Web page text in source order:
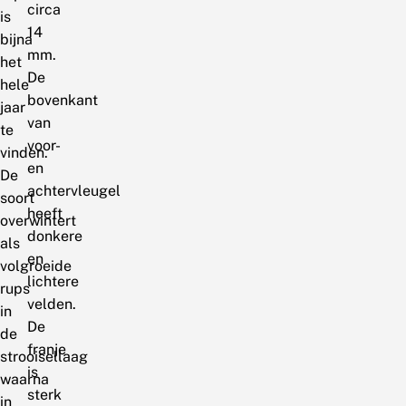
is
bijna
het
hele
jaar
te
vinden.
De
soort
overwintert
als
volgroeide
rups
in
de
strooisellaag
waarna
in
circa
14
mm.
De
bovenkant
van
voor-
en
achtervleugel
heeft
donkere
en
lichtere
velden.
De
franje
is
sterk